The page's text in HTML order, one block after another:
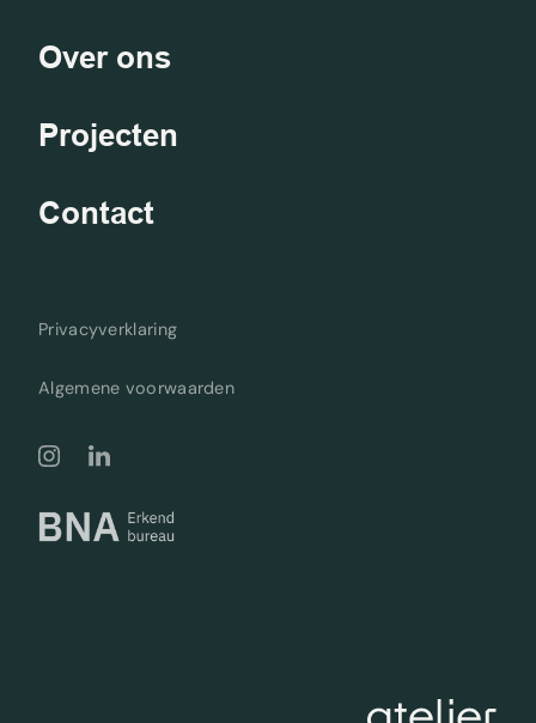
Over ons
Projecten
Contact
Privacyverklaring
Algemene voorwaarden